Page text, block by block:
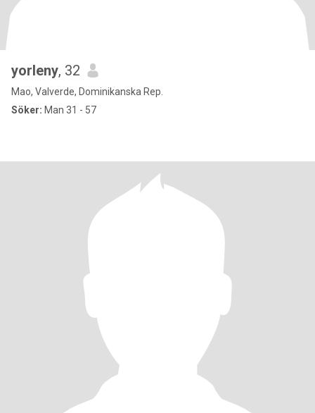
yorleny, 32
Mao, Valverde, Dominikanska Rep.
Söker: Man 31 - 57